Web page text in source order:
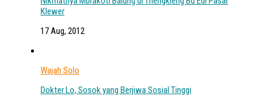
Klewer
17 Aug, 2012
Wajah Solo
Dokter Lo, Sosok yang Berjiwa Sosial Tinggi